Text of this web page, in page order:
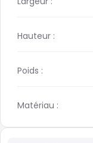
Hauteur :
Poids :
Matériau :